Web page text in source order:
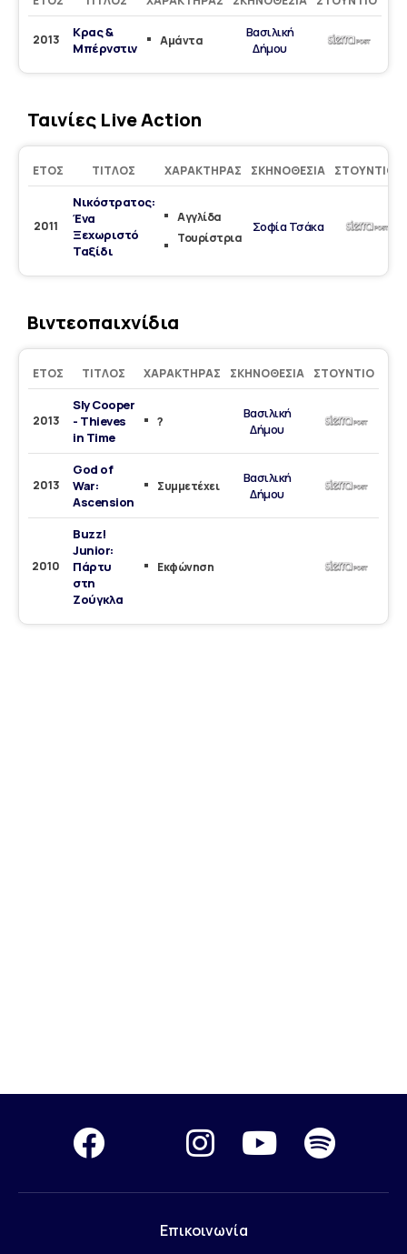
2013
Κρας &
Μπέρνστιν
Αμάντα
Βασιλική
Δήμου
Ταινίες Live Action
ΈΤΟΣ ΤΊΤΛΟΣ ΧΑΡΑΚΤΉΡΑΣ ΣΚΗΝΟΘΕΣΊΑ ΣΤΟΎΝΤΙΟ
2011
Νικόστρατος:
Ένα
Ξεχωριστό
Ταξίδι
Αγγλίδα
Τουρίστρια
Σοφία Τσάκα
Βιντεοπαιχνίδια
ΈΤΟΣ ΤΊΤΛΟΣ ΧΑΡΑΚΤΉΡΑΣ ΣΚΗΝΟΘΕΣΊΑ ΣΤΟΎΝΤΙΟ
2013
Sly Cooper
- Thieves
in Time
?
Βασιλική
Δήμου
2013
God of
War:
Ascension
Συμμετέχει
Βασιλική
Δήμου
2010
Buzz!
Junior:
Πάρτυ
στη
Ζούγκλα
Εκφώνηση
Επικοινωνία